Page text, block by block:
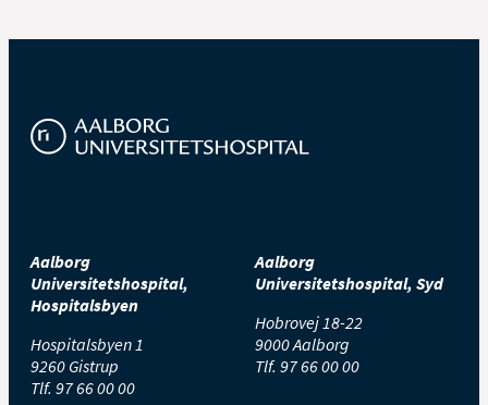
Aalborg
Universitetshospital,
Hospitalsbyen
Hospitalsbyen 1
9260 Gistrup
Tlf. 97 66 00 00
Aalborg
Universitetshospital, Syd
Hobrovej 18-22
9000 Aalborg
Tlf. 97 66 00 00